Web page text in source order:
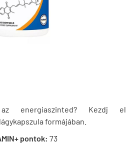
energiaszinted? Kezdj el
formájában.
pontok: 73